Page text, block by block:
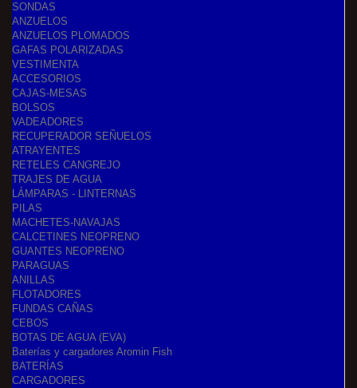
SONDAS
ANZUELOS
ANZUELOS PLOMADOS
GAFAS POLARIZADAS
VESTIMENTA
ACCESORIOS
CAJAS-MESAS
BOLSOS
VADEADORES
RECUPERADOR SEÑUELOS
ATRAYENTES
RETELES CANGREJO
TRAJES DE AGUA
LÁMPARAS - LINTERNAS
PILAS
MACHETES-NAVAJAS
CALCETINES NEOPRENO
GUANTES NEOPRENO
PARAGUAS
ANILLAS
FLOTADORES
FUNDAS CAÑAS
CEBOS
BOTAS DE AGUA (EVA)
Baterías y cargadores Aromin Fish
BATERÍAS
CARGADORES